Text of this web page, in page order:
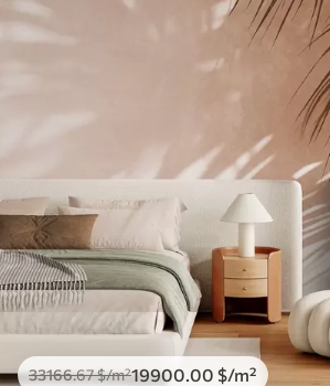
33166.67$/m²19900 .00 $/m²